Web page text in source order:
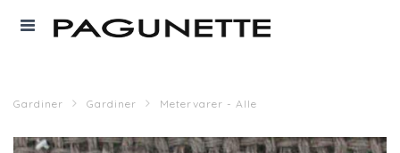
Gardiner Gardiner Metervarer - Alle